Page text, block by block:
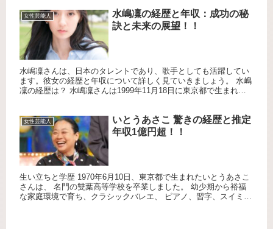
女性芸能人
水嶋凜の経歴と年収：成功の秘
訣と未来の展望！！
水嶋凜さんは、日本のタレントであり、歌手としても活躍してい
ます。彼女の経歴と年収について詳しく見ていきましょう。 水嶋
凜の経歴は？ 水嶋凜さんは1999年11月18日に東京都で生まれま
女性芸能人
いとうあさこ 驚きの経歴と推定
年収1億円超！！
生い立ちと学歴 1970年6月10日、東京都で生まれたいとうあさこ
さんは、 名門の雙葉高等学校を卒業しました。 幼少期から裕福
な家庭環境で育ち、クラシックバレエ、 ピアノ、習字、スイミン